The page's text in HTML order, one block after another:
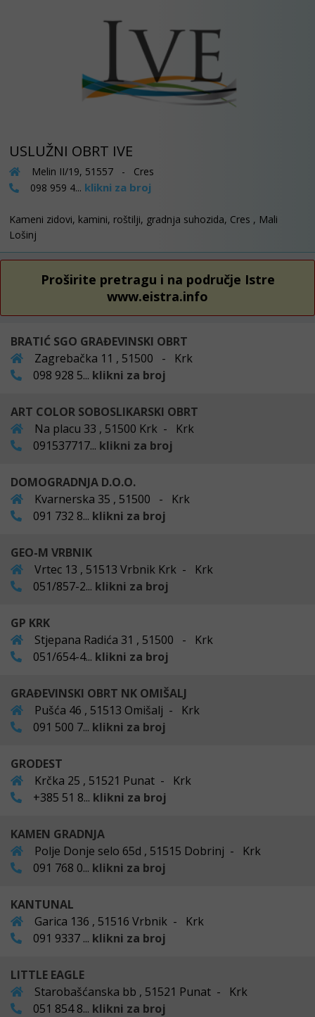
USLUŽNI OBRT IVE
Melin II/19, 51557 - Cres
098 959 4... klikni za broj
Kameni zidovi, kamini, roštilji, gradnja suhozida, Cres , Mali
Lošinj
Proširite pretragu i na područje Istre
www.eistra.info
BRATIĆ SGO GRAĐEVINSKI OBRT
Zagrebačka 11 , 51500 - Krk
098 928 5... klikni za broj
ART COLOR SOBOSLIKARSKI OBRT
Na placu 33 , 51500 Krk - Krk
091537717... klikni za broj
DOMOGRADNJA D.O.O.
Kvarnerska 35 , 51500 - Krk
091 732 8... klikni za broj
GEO-M VRBNIK
Vrtec 13 , 51513 Vrbnik Krk - Krk
051/857-2... klikni za broj
GP KRK
Stjepana Radića 31 , 51500 - Krk
051/654-4... klikni za broj
GRAĐEVINSKI OBRT NK OMIŠALJ
Pušća 46 , 51513 Omišalj - Krk
091 500 7... klikni za broj
GRODEST
Krčka 25 , 51521 Punat - Krk
+385 51 8... klikni za broj
KAMEN GRADNJA
Polje Donje selo 65d , 51515 Dobrinj - Krk
091 768 0... klikni za broj
KANTUNAL
Garica 136 , 51516 Vrbnik - Krk
091 9337 ... klikni za broj
LITTLE EAGLE
Starobašćanska bb , 51521 Punat - Krk
051 854 8... klikni za broj